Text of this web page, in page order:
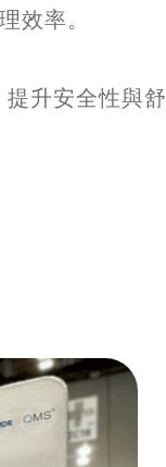
效率。
升安全性與舒